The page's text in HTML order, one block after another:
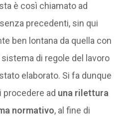
è così chiamato ad
precedenti, sin qui
ben lontana da quella con
di regole del lavoro
elaborato. Si fa dunque
procedere ad una rilettura
normativo, al fine di